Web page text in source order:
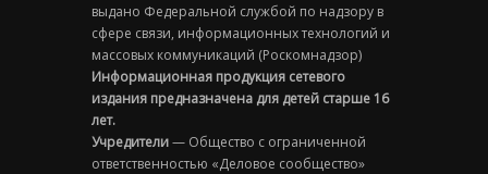
выдано Федеральной службой по надзору в
сфере связи, информационных технологий и
массовых коммуникаций (Роскомнадзор)
Информационная продукция сетевого
издания предназначена для детей старше 16
лет.
Учредители— Общество с ограниченной
ответственностью «Деловое сообщество»